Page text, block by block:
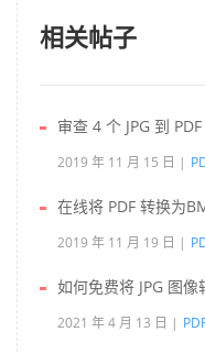
相关帖子
审查 4 个 JPG 到
2019 年 11 月 15 日
在线将 PDF 转换为
2019 年 11 月 19 日
如何免费将 JPG 图像
2021 年 4 月 13 日